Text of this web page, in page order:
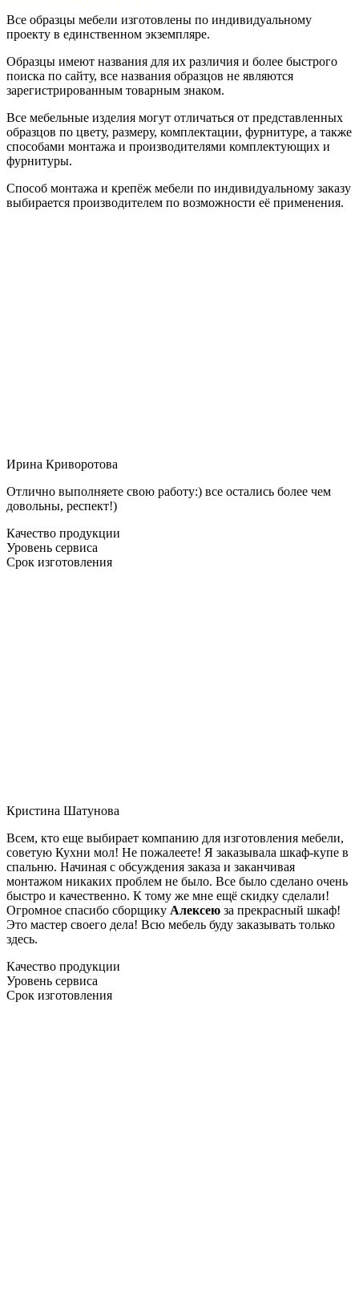
Все образцы мебели изготовлены по индивидуальному
проекту в единственном экземпляре.
Образцы имеют названия для их различия и более быстрого
поиска по сайту, все названия образцов не являются
зарегистрированным товарным знаком.
Все мебельные изделия могут отличаться от представленных
образцов по цвету, размеру, комплектации, фурнитуре, а также
способами монтажа и производителями комплектующих и
фурнитуры.
Способ монтажа и крепёж мебели по индивидуальному заказу
выбирается производителем по возможности её применения.
Ирина Криворотова
Отлично выполняете свою работу:) все остались более чем
довольны, респект!)
Качество продукции
Уровень сервиса
Срок изготовления
Кристина Шатунова
Всем, кто еще выбирает компанию для изготовления мебели,
советую Кухни мол! Не пожалеете! Я заказывала шкаф-купе в
спальню. Начиная с обсуждения заказа и заканчивая
монтажом никаких проблем не было. Все было сделано очень
быстро и качественно. К тому же мне ещё скидку сделали!
Огромное спасибо сборщику Алексею за прекрасный шкаф!
Это мастер своего дела! Всю мебель буду заказывать только
здесь.
Качество продукции
Уровень сервиса
Срок изготовления